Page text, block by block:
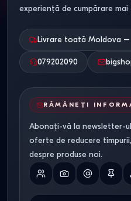
experiență de cumpărare mai
Livrare toată Moldova –
079202090
RĂMÂNEȚI
Abonați-vă la newsletter-
oferte de reducere
despre produse noi.